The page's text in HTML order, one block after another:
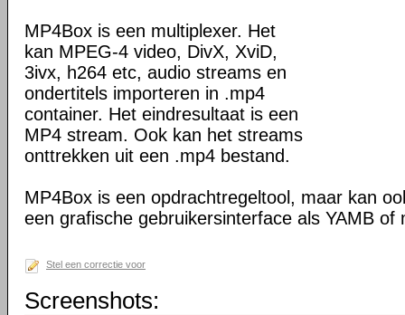
MP4Box is een multiplexer. Het
kan MPEG-4 video, DivX, XviD,
3ivx, h264 etc, audio streams en
ondertitels importeren in .mp4
container. Het eindresultaat is een
MP4 stream. Ook kan het streams
onttrekken uit een .mp4 bestand.
MP4Box is een opdrachtregeltool, maar kan
een grafische gebruikersinterface als YAMB of
Stel een correctie voor
Screenshots: